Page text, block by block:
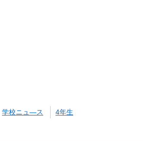
学校ニュ―ス 4年生